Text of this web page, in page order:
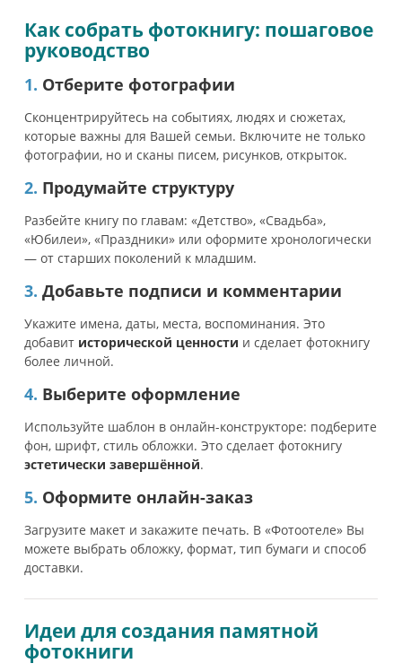
Как собрать фотокнигу: пошаговое
руководство
1. Отберите фотографии
Сконцентрируйтесь на событиях, людях и сюжетах,
которые важны для Вашей семьи. Включите не только
фотографии, но и сканы писем, рисунков, открыток.
2. Продумайте структуру
Разбейте книгу по главам: «Детство», «Свадьба»,
«Юбилеи», «Праздники» или оформите хронологически
— от старших поколений к младшим.
3. Добавьте подписи и комментарии
Укажите имена, даты, места, воспоминания. Это
добавит исторической ценности и сделает фотокнигу
более личной.
4. Выберите оформление
Используйте шаблон в онлайн-конструкторе: подберите
фон, шрифт, стиль обложки. Это сделает фотокнигу
эстетически завершённой.
5. Оформите онлайн-заказ
Загрузите макет и закажите печать. В «Фотоотеле» Вы
можете выбрать обложку, формат, тип бумаги и способ
доставки.
Идеи для создания памятной
фотокниги